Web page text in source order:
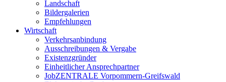
Landschaft
Bildergalerien
Empfehlungen
Wirtschaft
Verkehrsanbindung
Ausschreibungen & Vergabe
Existenzgründer
Einheitlicher Ansprechpartner
JobZENTRALE Vorpommern-Greifswald